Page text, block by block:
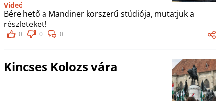
Videó
Bérelhető a Mandiner korszerű stúdiója, mutatjuk a
részleteket!
0 0 0
Kincses Kolozs vára